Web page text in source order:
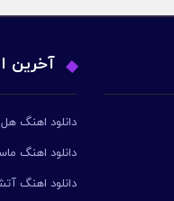
آخرین
دانلود اهنگ هل
دانلود اهنگ
دانلود اهنگ